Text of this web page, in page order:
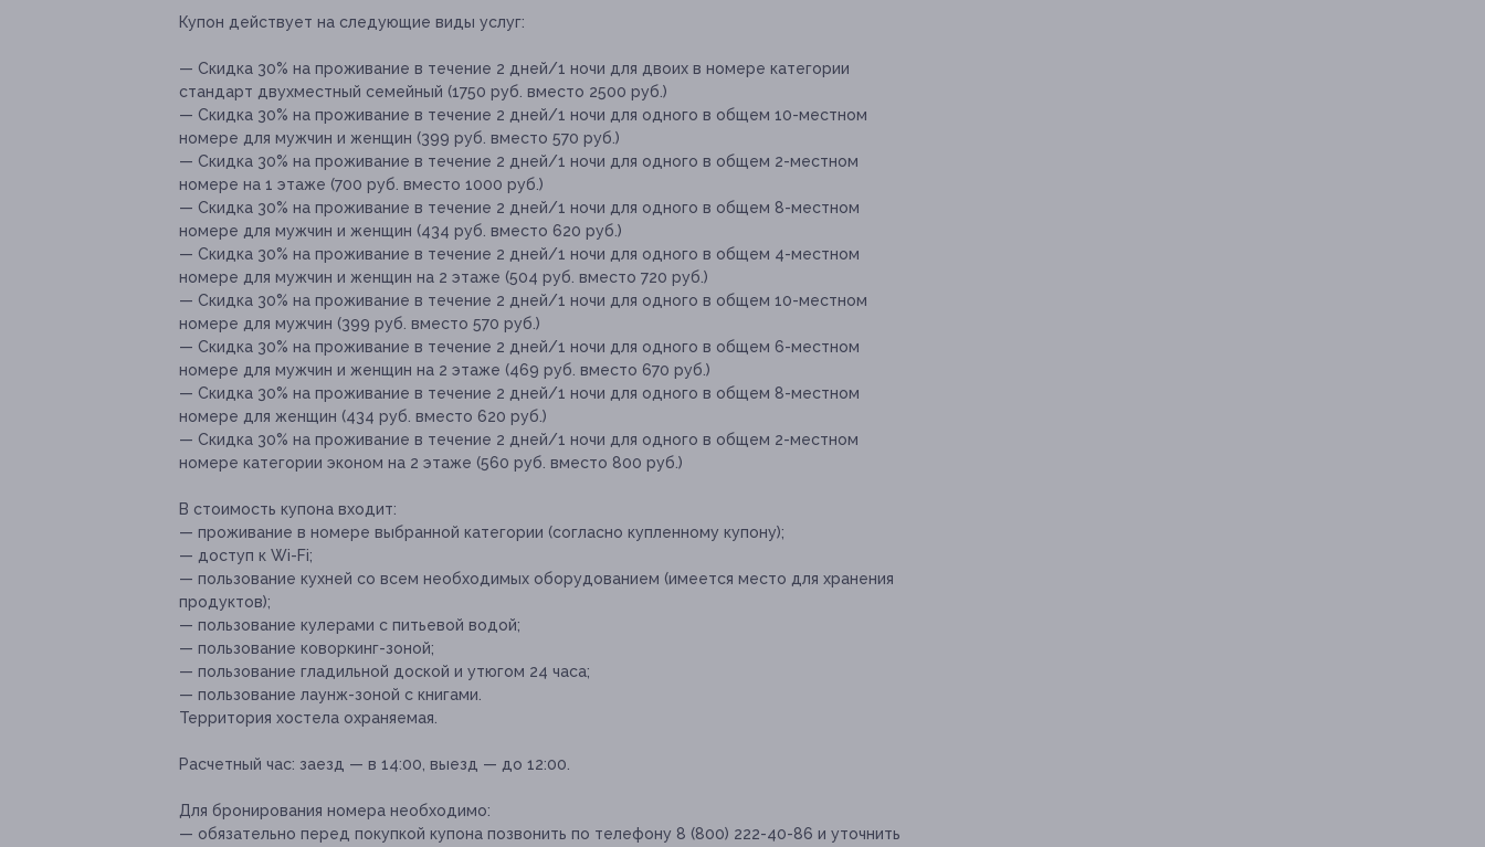
Купон действует на следующие виды услуг:
— Скидка 30% на проживание в течение 2 дней/1 ночи для двоих в номере категории
стандарт двухместный семейный (1750 руб. вместо 2500 руб.)
— Скидка 30% на проживание в течение 2 дней/1 ночи для одного в общем 10-местном
номере для мужчин и женщин (399 руб. вместо 570 руб.)
— Скидка 30% на проживание в течение 2 дней/1 ночи для одного в общем 2-местном
номере на 1 этаже (700 руб. вместо 1000 руб.)
— Скидка 30% на проживание в течение 2 дней/1 ночи для одного в общем 8-местном
номере для мужчин и женщин (434 руб. вместо 620 руб.)
— Скидка 30% на проживание в течение 2 дней/1 ночи для одного в общем 4-местном
номере для мужчин и женщин на 2 этаже (504 руб. вместо 720 руб.)
— Скидка 30% на проживание в течение 2 дней/1 ночи для одного в общем 10-местном
номере для мужчин (399 руб. вместо 570 руб.)
— Скидка 30% на проживание в течение 2 дней/1 ночи для одного в общем 6-местном
номере для мужчин и женщин на 2 этаже (469 руб. вместо 670 руб.)
— Скидка 30% на проживание в течение 2 дней/1 ночи для одного в общем 8-местном
номере для женщин (434 руб. вместо 620 руб.)
— Скидка 30% на проживание в течение 2 дней/1 ночи для одного в общем 2-местном
номере категории эконом на 2 этаже (560 руб. вместо 800 руб.)
В стоимость купона входит:
— проживание в номере выбранной категории (согласно купленному купону);
— доступ к Wi-Fi;
— пользование кухней со всем необходимых оборудованием (имеется место для хранения
продуктов);
— пользование кулерами с питьевой водой;
— пользование коворкинг-зоной;
— пользование гладильной доской и утюгом 24 часа;
— пользование лаунж-зоной с книгами.
Территория хостела охраняемая.
Расчетный час: заезд — в 14:00, выезд — до 12:00.
Для бронирования номера необходимо:
— обязательно перед покупкой купона позвонить по телефону 8 (800) 222-40-86 и уточнить